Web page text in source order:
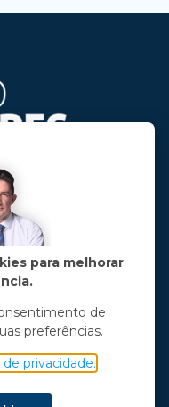
filosofia
ciência política
Notícias
Opinião
para melhorar
de
preferências.
privacidade.